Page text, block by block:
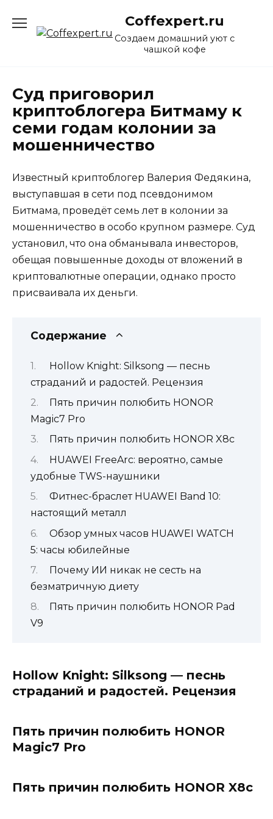
содержанию
Coffexpert.ru
Создаем домашний уют с
чашкой кофе
Суд приговорил
криптоблогера Битмаму к
семи годам колонии за
мошенничество
Известный криптоблогер Валерия Федякина,
выступавшая в сети под псевдонимом
Битмама, проведёт семь лет в колонии за
мошенничество в особо крупном размере. Суд
установил, что она обманывала инвесторов,
обещая повышенные доходы от вложений в
криптовалютные операции, однако просто
присваивала их деньги.
Содержание
Hollow Knight: Silksong — песнь
страданий и радостей. Рецензия
Пять причин полюбить HONOR
Magic7 Pro
Пять причин полюбить HONOR X8c
HUAWEI FreeArc: вероятно, самые
удобные TWS-наушники
Фитнес-браслет HUAWEI Band 10:
настоящий металл
Обзор умных часов HUAWEI WATCH
5: часы юбилейные
Почему ИИ никак не сесть на
безматричную диету
Пять причин полюбить HONOR Pad
V9
Hollow Knight: Silksong — песнь
страданий и радостей. Рецензия
Пять причин полюбить HONOR
Magic7 Pro
Пять причин полюбить HONOR X8c